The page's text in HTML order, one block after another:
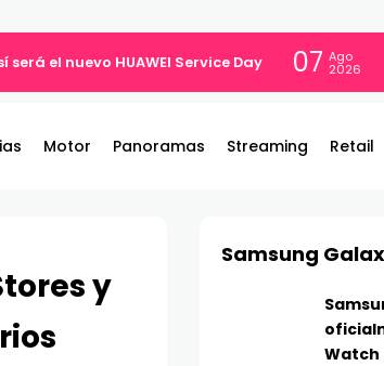
el nuevo HUAWEI Service Day 07 Ago
2026
Motor Panoramas Streaming Retail
y
Samsung
Watch